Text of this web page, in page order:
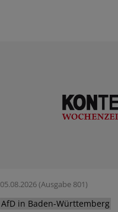
05.08.2026 (Ausgabe 801)
AfD in Baden-Württemberg